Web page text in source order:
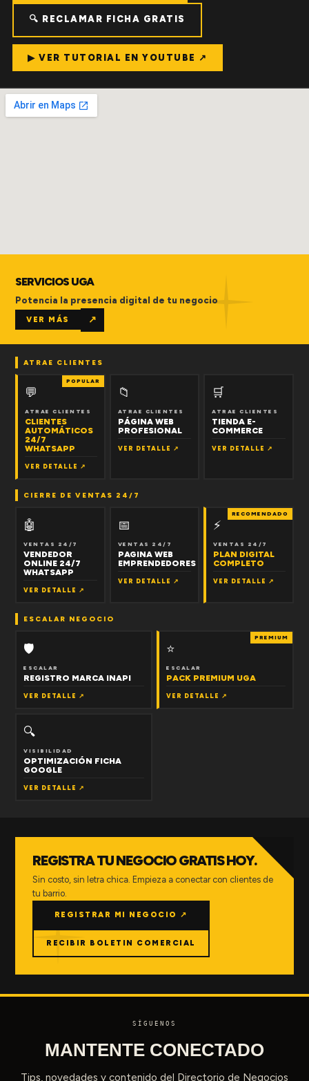
🔍 RECLAMAR FICHA GRATIS
▶ VER TUTORIAL EN YOUTUBE ↗
SERVICIOS UGA
Potencia la presencia digital de tu negocio
VER MÁS ↗
ATRAE CLIENTES
POPULAR
💬
ATRAE CLIENTES
CLIENTES
AUTOMÁTICOS
24/7
WHATSAPP
VER DETALLE ↗
📁
ATRAE CLIENTES
PÁGINA WEB
PROFESIONAL
VER DETALLE ↗
🛒
ATRAE CLIENTES
TIENDA E-
COMMERCE
VER DETALLE ↗
CIERRE DE VENTAS 24/7
🤖
VENTAS 24/7
VENDEDOR
ONLINE 24/7
WHATSAPP
VER DETALLE ↗
📅
VENTAS 24/7
PAGINA WEB
EMPRENDEDORES
VER DETALLE ↗
RECOMENDADO
⚡
VENTAS 24/7
PLAN DIGITAL
COMPLETO
VER DETALLE ↗
ESCALAR NEGOCIO
🛡
ESCALAR
REGISTRO MARCA INAPI
VER DETALLE ↗
PREMIUM
⭐
ESCALAR
PACK PREMIUM UGA
VER DETALLE ↗
🔍
VISIBILIDAD
OPTIMIZACIÓN FICHA
GOOGLE
VER DETALLE ↗
REGISTRA TU NEGOCIO GRATIS HOY.
Sin costo, sin letra chica. Empieza a conectar con clientes de
tu barrio.
REGISTRAR MI NEGOCIO ↗
RECIBIR BOLETIN COMERCIAL
SÍGUENOS
MANTENTE CONECTADO
Tips, novedades y contenido del Directorio de Negocios